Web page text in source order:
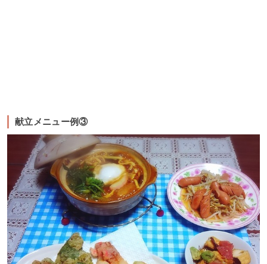
献立メニュー例③